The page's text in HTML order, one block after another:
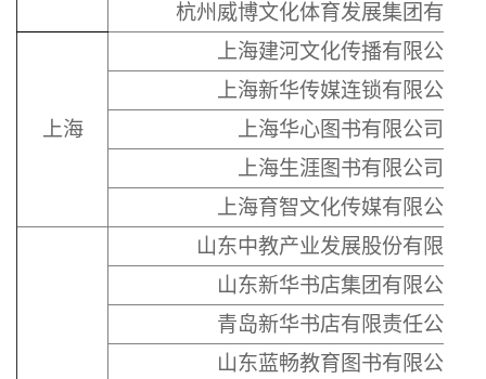
杭州威博文化体育发展集团有限
上海
上海建河文化传播有限公司
上海新华传媒连锁有限公司
上海华心图书有限公司
上海生涯图书有限公司
上海育智文化传媒有限公司
山东中教产业发展股份有限公司
山东新华书店集团有限公司
青岛新华书店有限责任公司
山东蓝畅教育图书有限公司